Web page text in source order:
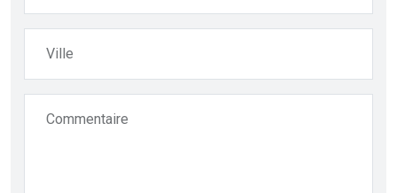
Ville
Commentaire